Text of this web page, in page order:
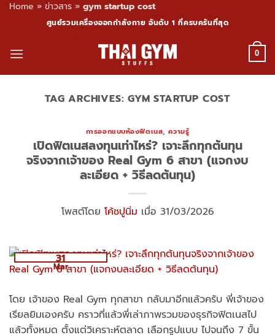
Home » ข่าวสาร » gym startup cost
content
ศูนย์รวมเครื่องออกกำลังกาย อันดับ 1 ที่ครบครันที่สุด
0
TAG ARCHIVES:GYM STARTUP COST
การออกแบบห้องฟิตเนส,ความรู้
เปิดฟิตเนสลงทุนเท่าไหร่? เจาะลึกทุกต้นทุน
จริงจากเจ้าของ Real Gym 6 สาขา (แจกงบ
ละเอียด + วิธีลดต้นทุน)
โพสต์โดย โค้ชปูนิ่ม เมื่อ 31/03/2026
31
Mar
โดย เจ้าของ Real Gym ทุกสาขา กลับมาอีกแล้วครับ พี่เจ้าของ
เรียลยิมเองครับ คราวที่แล้วพี่เล่าภาพรวมของธุรกิจฟิตเนสไป
แล้วทั้งหมด ตั้งแต่วิเคราะห์ตลาด เลือกรูปแบบ ไปจนถึง 7 ขั้น